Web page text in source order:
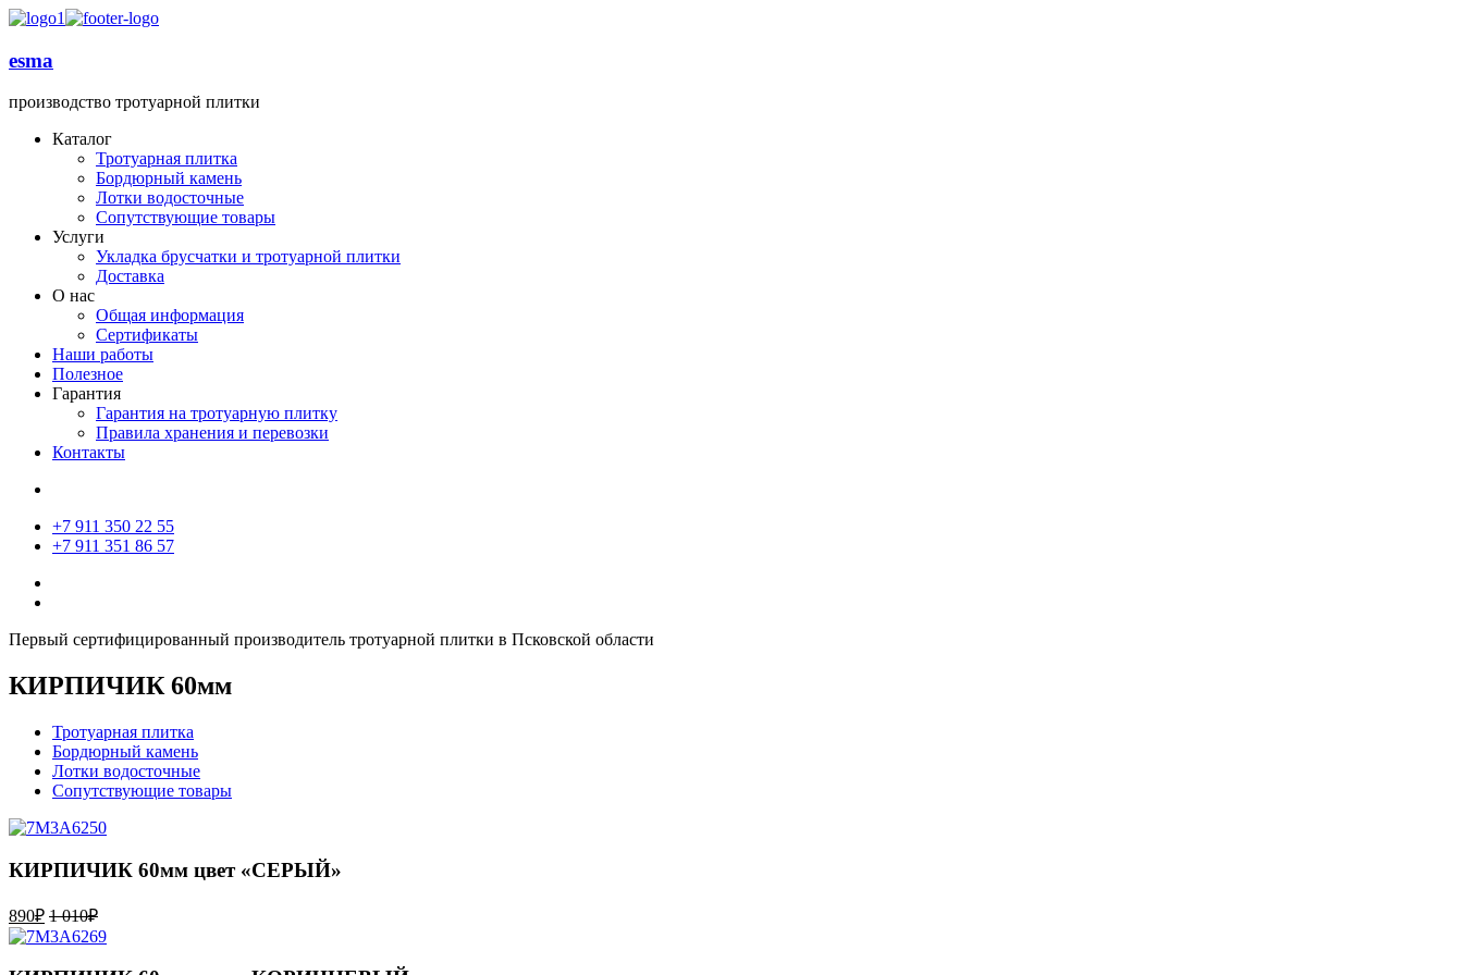
esma
производство тротуарной плитки
Каталог
Тротуарная плитка
Бордюрный камень
Лотки водосточные
Сопутствующие товары
Услуги
Укладка брусчатки и тротуарной плитки
Доставка
О нас
Общая информация
Сертификаты
Наши работы
Полезное
Гарантия
Гарантия на тротуарную плитку
Правила хранения и перевозки
Контакты
+7 911 350 22 55
+7 911 351 86 57
Первый сертифицированный производитель тротуарной плитки в Псковской области
КИРПИЧИК 60мм
Тротуарная плитка
Бордюрный камень
Лотки водосточные
Сопутствующие товары
КИРПИЧИК 60мм цвет «СЕРЫЙ»
890₽ 1 010₽